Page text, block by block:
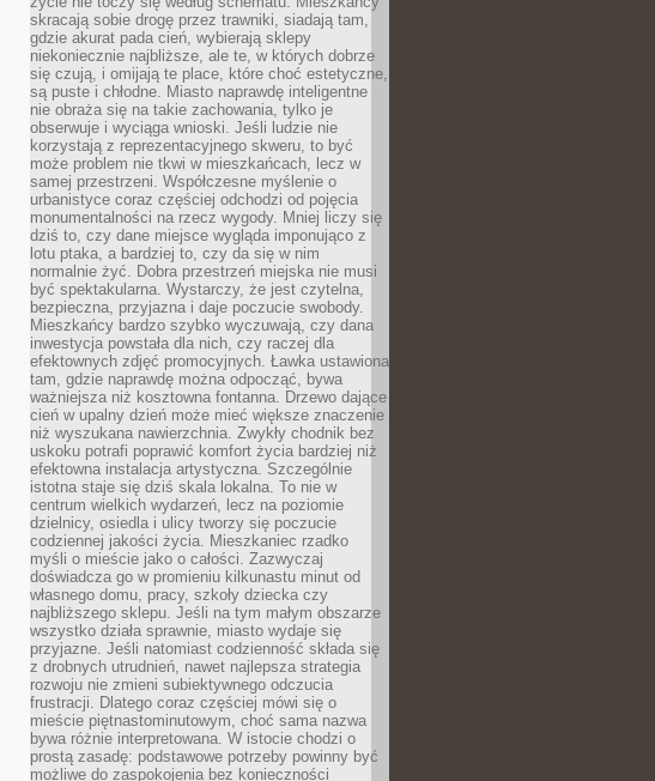
skracają sobie drogę przez trawniki, siadają tam,
gdzie akurat pada cień, wybierają sklepy
niekoniecznie najbliższe, ale te, w których dobrze
się czują, i omijają te place, które choć estetyczne,
są puste i chłodne. Miasto naprawdę inteligentne
nie obraża się na takie zachowania, tylko je
obserwuje i wyciąga wnioski. Jeśli ludzie nie
korzystają z reprezentacyjnego skweru, to być
może problem nie tkwi w mieszkańcach, lecz w
samej przestrzeni. Współczesne myślenie o
urbanistyce coraz częściej odchodzi od pojęcia
monumentalności na rzecz wygody. Mniej liczy się
dziś to, czy dane miejsce wygląda imponująco z
lotu ptaka, a bardziej to, czy da się w nim
normalnie żyć. Dobra przestrzeń miejska nie musi
być spektakularna. Wystarczy, że jest czytelna,
bezpieczna, przyjazna i daje poczucie swobody.
Mieszkańcy bardzo szybko wyczuwają, czy dana
inwestycja powstała dla nich, czy raczej dla
efektownych zdjęć promocyjnych. Ławka ustawiona
tam, gdzie naprawdę można odpocząć, bywa
ważniejsza niż kosztowna fontanna. Drzewo dające
cień w upalny dzień może mieć większe znaczenie
niż wyszukana nawierzchnia. Zwykły chodnik bez
uskoku potrafi poprawić komfort życia bardziej niż
efektowna instalacja artystyczna. Szczególnie
istotna staje się dziś skala lokalna. To nie w
centrum wielkich wydarzeń, lecz na poziomie
dzielnicy, osiedla i ulicy tworzy się poczucie
codziennej jakości życia. Mieszkaniec rzadko
myśli o mieście jako o całości. Zazwyczaj
doświadcza go w promieniu kilkunastu minut od
własnego domu, pracy, szkoły dziecka czy
najbliższego sklepu. Jeśli na tym małym obszarze
wszystko działa sprawnie, miasto wydaje się
przyjazne. Jeśli natomiast codzienność składa się
z drobnych utrudnień, nawet najlepsza strategia
rozwoju nie zmieni subiektywnego odczucia
frustracji. Dlatego coraz częściej mówi się o
mieście piętnastominutowym, choć sama nazwa
bywa różnie interpretowana. W istocie chodzi o
prostą zasadę: podstawowe potrzeby powinny być
możliwe do zaspokojenia bez konieczności